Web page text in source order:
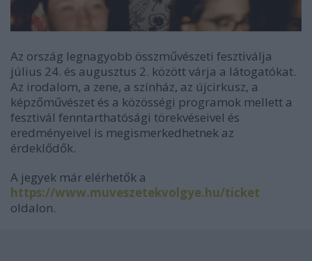
Az ország legnagyobb összművészeti fesztiválja
július 24. és augusztus 2. között várja a látogatókat.
Az irodalom, a zene, a színház, az újcirkusz, a
képzőművészet és a közösségi programok mellett a
fesztivál fenntarthatósági törekvéseivel és
eredményeivel is megismerkedhetnek az
érdeklődők.
A jegyek már elérhetők a
https://www.muveszetekvolgye.hu/ticket
oldalon.